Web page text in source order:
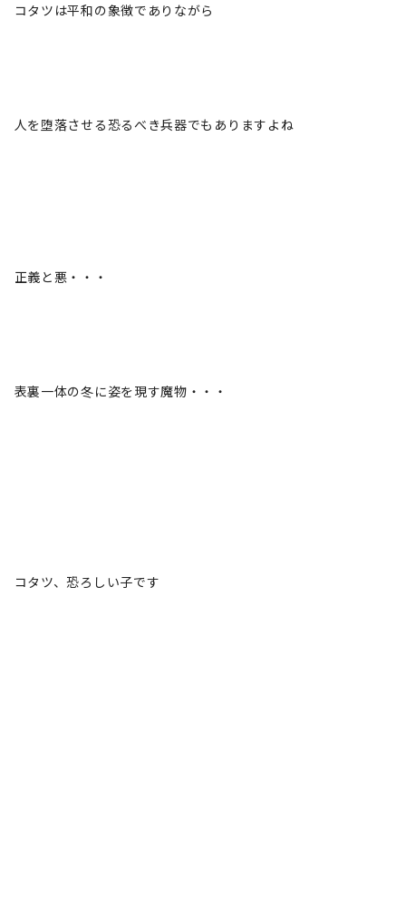
コタツは平和の象徴でありながら
人を堕落させる恐るべき兵器でもありますよね
正義と悪・・・
表裏一体の冬に姿を現す魔物・・・
コタツ、恐ろしい子です